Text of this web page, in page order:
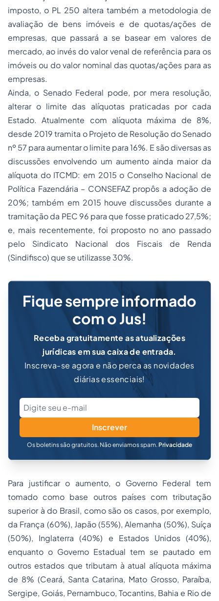
imposto, o PL 250 altera também a metodologia de
avaliação de bens imóveis e de quotas/ações de
empresas, que passará a se basear em valores de
mercado, ao invés do valor venal de referência para os
imóveis ou do valor nominal das quotas/ações para as
empresas.
Ainda, o Senado Federal pode, por mera resolução,
alterar o limite das alíquotas praticadas por cada
Estado. Atualmente com alíquota máxima de 8%,
desde 2019 tramita o Projeto de Resolução do Senado
nº 57 para aumentar o limite para 16%. E são diversas as
discussões envolvendo um aumento ainda maior da
alíquota do ITCMD: em 2015 o Conselho Nacional de
Política Fazendária – CONSEFAZ propôs a adoção de
20%; também em 2015 houve discussões durante a
tramitação da PEC 96 para que fosse praticado 27,5%;
e, mais recentemente, foi proposto no ano passado
pelo Sindicato Nacional dos Fiscais de Renda
(Sindifisco) que se utilizasse 30%.
Fique sempre informado
com o Jus!
Receba gratuitamente as atualizações
jurídicas em sua caixa de entrada.
Inscreva-se agora e não perca as novidades
diárias essenciais!
Inscrever
Os boletins são gratuitos. Não enviamos spam. Privacidade
Para justificar o aumento, o Governo Federal tem
tomado como base outros países com tributação
superior à do Brasil, como são os casos, por exemplo,
da França (60%), Japão (55%), Alemanha (50%), Suíça
(50%), Inglaterra (40%) e Estados Unidos (40%),
enquanto o Governo Estadual tem se pautado em
outros estados que tributam à atual alíquota máxima
de 8% (Ceará, Santa Catarina, Mato Grosso, Paraíba,
Sergipe, Goiás, Pernambuco, Tocantins, Bahia e Rio de